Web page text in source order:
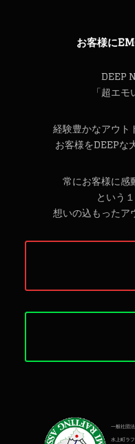
お客様に
DEEP
「超エ
経験豊かなアウト
お客様をDEEPな
常にお客様に感
という
想いの込もったア
一般社団
水上町ラ